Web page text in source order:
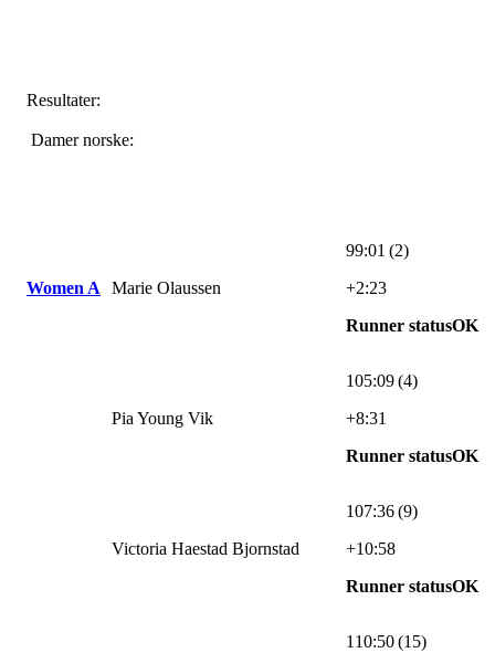
Resultater:
Damer norske:
Women A Marie Olaussen
99:01 (2)
+2:23
Runner statusOK
Pia Young Vik
105:09 (4)
+8:31
Runner statusOK
Victoria Haestad Bjornstad
107:36 (9)
+10:58
Runner statusOK
110:50 (15)